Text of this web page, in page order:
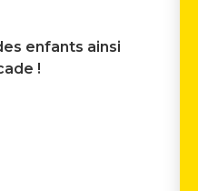
enfants ainsi
!